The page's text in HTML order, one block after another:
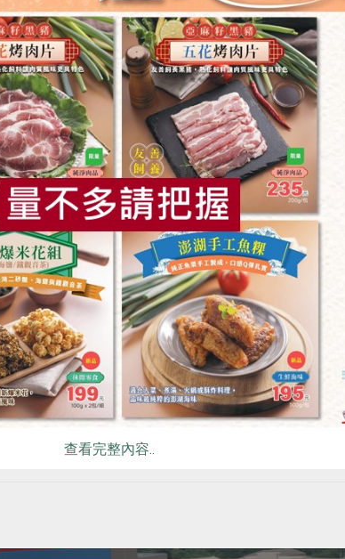
媽那幾年，因為參與合作社才未與社會脫節。
買東西時，打開冷凍或冷藏的門之前，要先看好決定
在意公眾事務、關照環境永續，並非營業額至上。當
與合作社的社員也是參與了組織的經濟實體運作，必
食譜 減硝酸鹽 雞蛋 食安 共同購買
查看完整內容..